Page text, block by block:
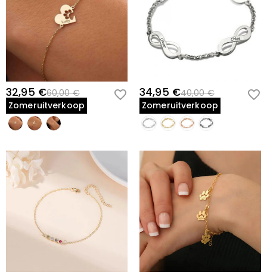
32,95 €60,00 €
Zomeruitverkoop
34,95 €40,00 €
Zomeruitverkoop